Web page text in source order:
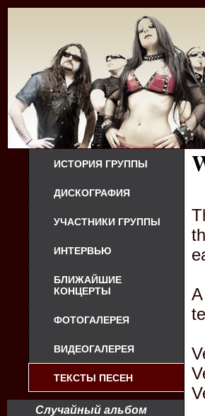
ИСТОРИЯ ГРУППЫ
ДИСКОГРАФИЯ
УЧАСТНИКИ ГРУППЫ
ИНТЕРВЬЮ
БЛИЖАЙШИЕ
КОНЦЕРТЫ
ФОТОГАЛЕРЕЯ
ВИДЕОГАЛЕРЕЯ
ТЕКСТЫ ПЕСЕН
Случайный альбом